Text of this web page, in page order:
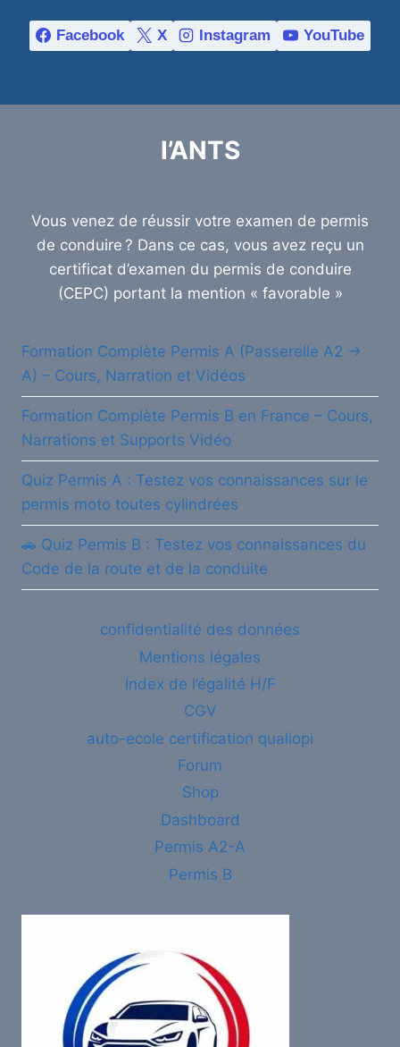
Facebook X Instagram YouTube
l’ANTS
Vous venez de réussir votre examen de permis
de conduire ? Dans ce cas, vous avez reçu un
certificat d’examen du permis de conduire
(CEPC) portant la mention « favorable »
Formation Complète Permis A (Passerelle A2 →
A) – Cours, Narration et Vidéos
Formation Complète Permis B en France – Cours,
Narrations et Supports Vidéo
Quiz Permis A : Testez vos connaissances sur le
permis moto toutes cylindrées
🚗 Quiz Permis B : Testez vos connaissances du
Code de la route et de la conduite
confidentialité des données
Mentions légales
Index de l’égalité H/F
CGV
auto-ecole certification qualiopi
Forum
Shop
Dashboard
Permis A2-A
Permis B